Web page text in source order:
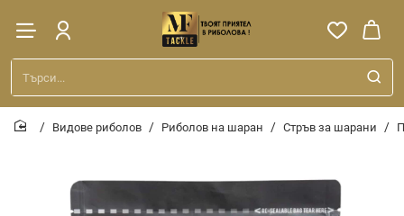
Търси...
Видове риболов Риболов на шаран Стръв за шарани